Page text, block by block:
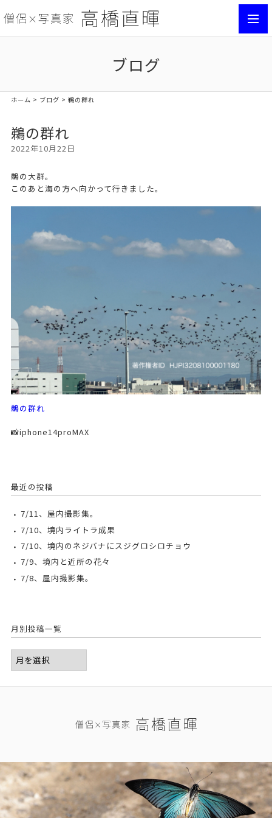
ブログ
ホーム > ブログ > 鵜の群れ
鵜の群れ
2022年10月22日
鵜の大群。
このあと海の方へ向かって行きました。
鵜の群れ
📸iphone14proMAX
最近の投稿
7/11、屋内撮影集。
7/10、境内ライトラ成果
7/10、境内のネジバナにスジグロシロチョウ
7/9、境内と近所の花々
7/8、屋内撮影集。
月別投稿一覧